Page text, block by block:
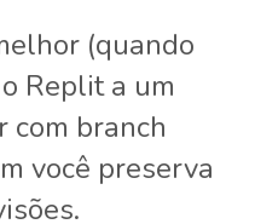
(quando
Replit a um
com branch
você preserva